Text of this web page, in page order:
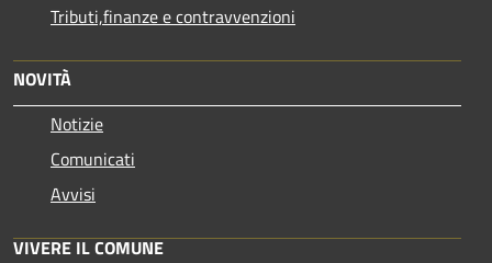
Tributi,finanze e contravvenzioni
NOVITÀ
Notizie
Comunicati
Avvisi
VIVERE IL COMUNE